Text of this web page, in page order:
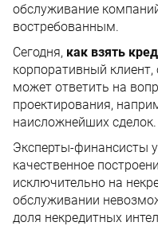
обслуживание
востребованным.
Сегодня, как взять
корпоративный клиент,
может ответить на
проектирования,
наисложнейших сделок.
Эксперты-финансисты
качественное
исключительно на
обслуживании
доля некредитных